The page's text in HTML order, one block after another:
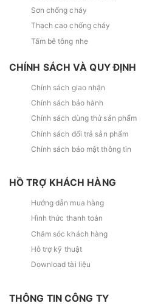
Sơn chống cháy
Thạch cao chống cháy
Tấm bê tông nhẹ
CHÍNH SÁCH VÀ QUY ĐỊNH
Chính sách giao nhận
Chính sách bảo hành
Chính sách dùng thử sản phẩm
Chính sách đổi trả sản phẩm
Chính sách bảo mật thông tin
HỒ TRỢ KHÁCH HÀNG
Hướng dẫn mua hàng
Hình thức thanh toán
Chăm sóc khách hàng
Hỗ trợ kỹ thuật
Download tài liệu
THÔNG TIN CÔNG TY